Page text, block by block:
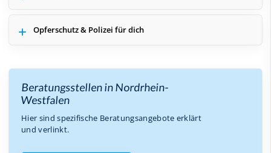
Opferschutz & Polizei für dich
Beratungsstellen in Nordrhein-
Westfalen
Hier sind spezifische Beratungsangebote erklärt
und verlinkt.